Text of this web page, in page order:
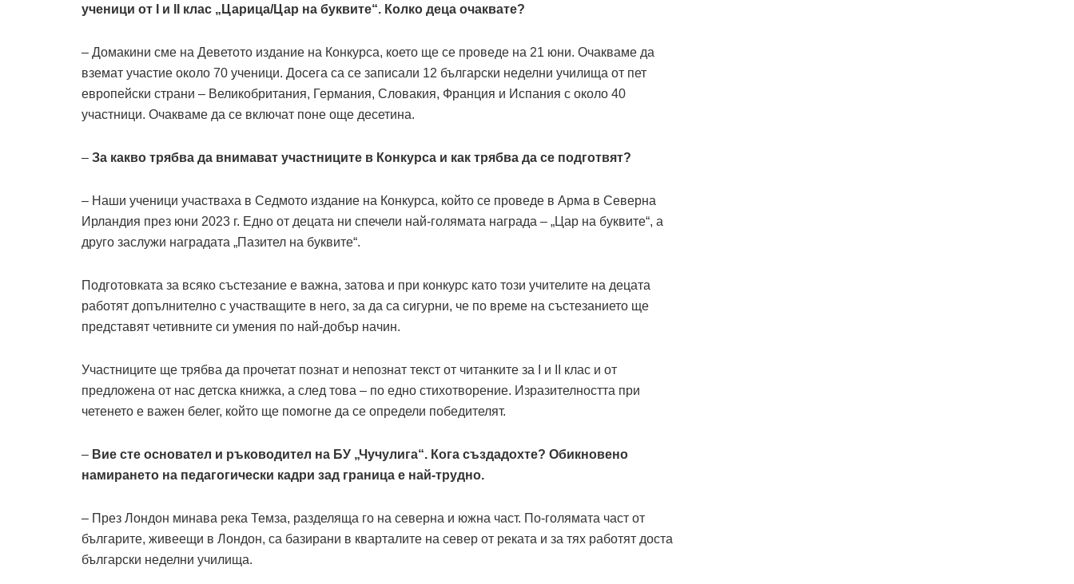
ученици от I и II клас „Царица/Цар на буквите“. Колко деца очаквате?
– Домакини сме на Деветото издание на Конкурса, което ще се проведе на 21 юни. Очакваме да
вземат участие около 70 ученици. Досега са се записали 12 български неделни училища от пет
европейски страни – Великобритания, Германия, Словакия, Франция и Испания с около 40
участници. Очакваме да се включат поне още десетина.
– За какво трябва да внимават участниците в Конкурса и как трябва да се подготвят?
– Наши ученици участваха в Седмото издание на Конкурса, който се проведе в Арма в Северна
Ирландия през юни 2023 г. Едно от децата ни спечели най-голямата награда – „Цар на буквите“, а
друго заслужи наградата „Пазител на буквите“.
Подготовката за всяко състезание е важна, затова и при конкурс като този учителите на децата
работят допълнително с участващите в него, за да са сигурни, че по време на състезанието ще
представят четивните си умения по най-добър начин.
Участниците ще трябва да прочетат познат и непознат текст от читанките за I и II клас и от
предложена от нас детска книжка, а след това – по едно стихотворение. Изразителността при
четенето е важен белег, който ще помогне да се определи победителят.
– Вие сте основател и ръководител на БУ „Чучулига“. Кога създадохте? Обикновено
намирането на педагогически кадри зад граница е най-трудно.
– През Лондон минава река Темза, разделяща го на северна и южна част. По-голямата част от
българите, живеещи в Лондон, са базирани в кварталите на север от реката и за тях работят доста
български неделни училища.